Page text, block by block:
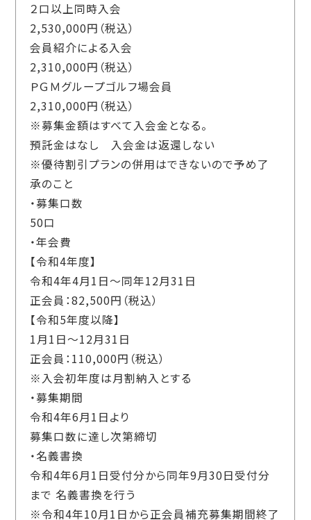
２口以上同時入会
2,530,000円（税込）
会員紹介による入会
2,310,000円（税込）
ＰＧＭグループゴルフ場会員
2,310,000円（税込）
※募集金額はすべて入会金となる。
預託金はなし 入会金は返還しない
※優待割引プランの併用はできないので予め了
承のこと
・募集口数
50口
・年会費
【令和4年度】
令和4年4月1日～同年12月31日
正会員：82,500円（税込）
【令和5年度以降】
1月1日～12月31日
正会員：110,000円（税込）
※入会初年度は月割納入とする
・募集期間
令和4年6月1日より
募集口数に達し次第締切
・名義書換
令和4年6月1日受付分から同年9月30日受付分
まで 名義書換を行う
※令和4年10月1日から正会員補充募集期間終了